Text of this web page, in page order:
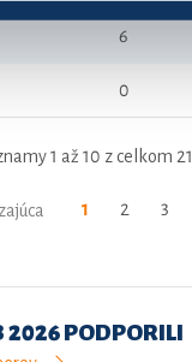
6
0
1 až 10 z celkom 21
1 2 3
PODPORILI